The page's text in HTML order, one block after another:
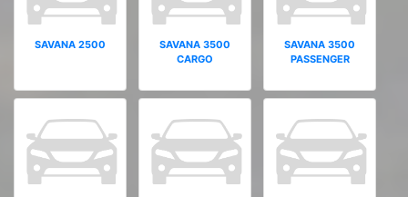
SAVANA 2500
SAVANA 3500
CARGO
SAVANA 3500
PASSENGER